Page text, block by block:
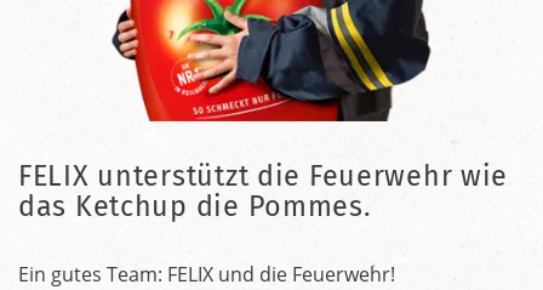
FELIX unterstützt die Feuerwehr wie
das Ketchup die Pommes.
Ein gutes Team: FELIX und die Feuerwehr!